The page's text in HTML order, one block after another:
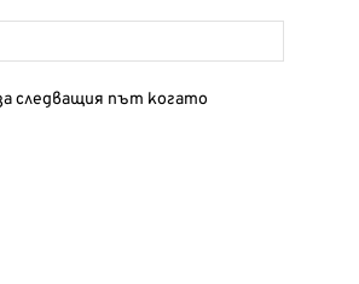
следващия път когато